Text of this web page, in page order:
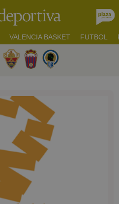
VALENCIA BASKET FUTBOL